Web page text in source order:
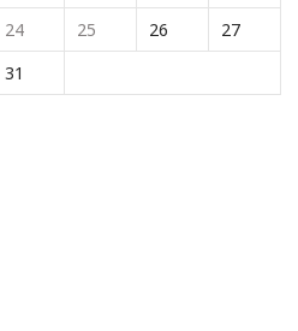
24 25 26
27
31